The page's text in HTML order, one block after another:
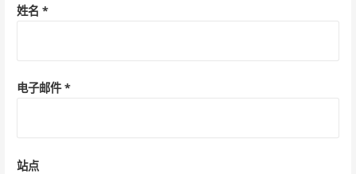
姓名 *
电子邮件*
站点